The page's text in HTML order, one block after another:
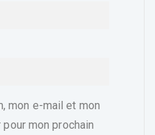
mon e-mail et mon
mon prochain